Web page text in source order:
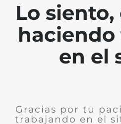
Lo
haciendo
en el
Gracias por tu
trabajando en el